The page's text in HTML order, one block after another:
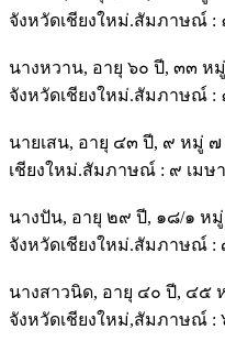
จังหวัดเชียงใหม่.สัมภาษณ์ :
นางหวาน, อายุ ๖๐ ปี, ๓๓ ห
จังหวัดเชียงใหม่.สัมภาษณ์ :
นายเสน, อายุ ๔๓ ปี, ๙ หมู่
เชียงใหม่.สัมภาษณ์ : ๙ เมษ
นางปัน, อายุ ๒๙ ปี, ๑๘/๑ ห
จังหวัดเชียงใหม่.สัมภาษณ์ :
นางสาวนิด, อายุ ๔๐ ปี, ๔๕
จังหวัดเชียงใหม่,สัมภาษณ์